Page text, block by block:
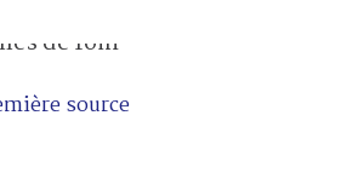
source